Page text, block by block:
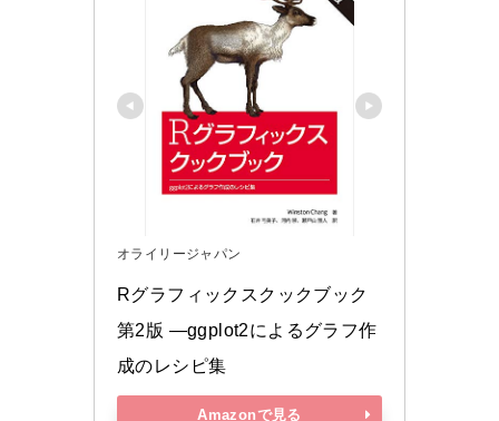
オライリージャパン
Rグラフィックスクックブック
第2版 ―ggplot2によるグラフ作
成のレシピ集
Amazonで見る